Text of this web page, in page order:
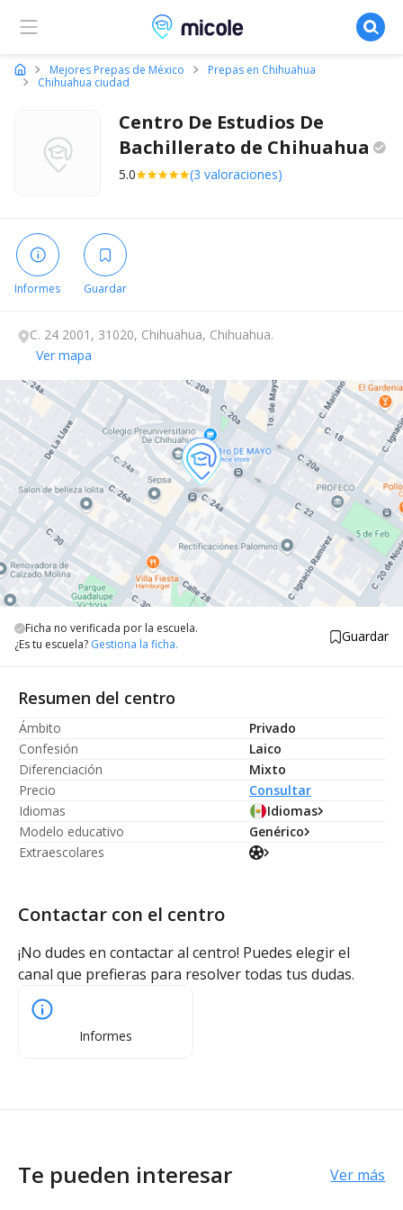
Micole, buscador de colegios
Mejores Prepas de México
Prepas en Chihuahua
Chihuahua ciudad
Centro De Estudios De
Bachillerato de Chihuahua
5.0 (3 valoraciones)
Informes Guardar
C. 24 2001, 31020, Chihuahua, Chihuahua.
Ver mapa
Ficha no verificada por la escuela.
¿Es tu escuela? Gestiona la ficha. Guardar
Resumen del centro
Ámbito
Privado
Confesión
Laico
Diferenciación
Mixto
Precio
Consultar
Idiomas
Idiomas
Modelo educativo
Genérico
Extraescolares
Contactar con el centro
¡No dudes en contactar al centro! Puedes elegir el
canal que prefieras para resolver todas tus dudas.
Informes
Te pueden interesar Ver más